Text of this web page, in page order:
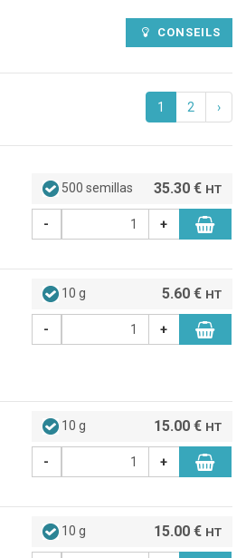
CONSEILS
1 2 ›
500 semillas 35.30 € HT
- +
10 g 5.60 € HT
- +
10 g 15.00 € HT
- +
10 g 15.00 € HT